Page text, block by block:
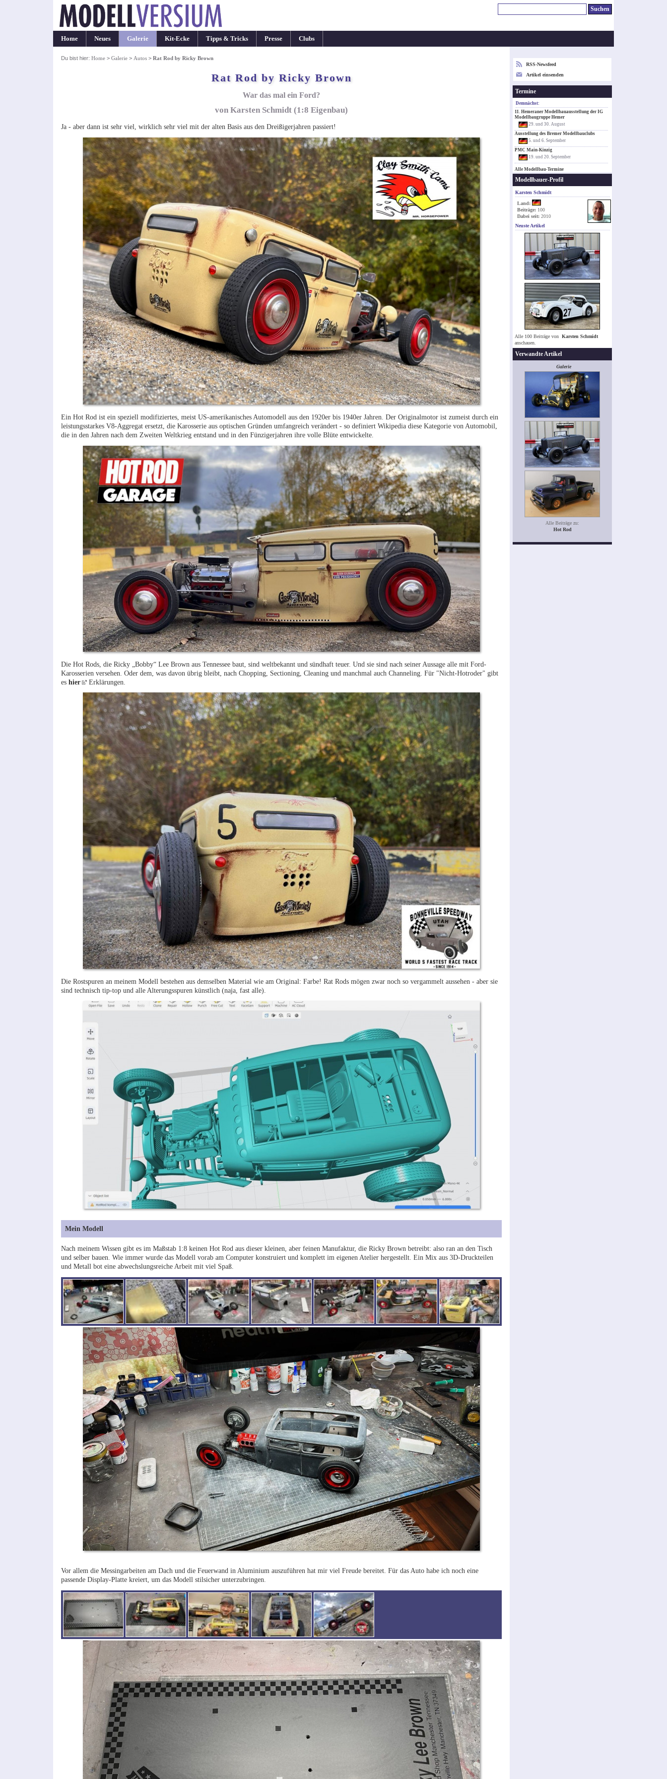
Home Neues Galerie Kit-Ecke Tipps & Tricks Presse Clubs
Du bist hier: Home> Galerie> Autos> Rat Rod by Ricky Brown
Rat Rod by Ricky Brown
War das mal ein Ford?
von Karsten Schmidt (1:8 Eigenbau)
Ja - aber dann ist sehr viel, wirklich sehr viel mit der alten Basis aus den Dreißigerjahren passiert!
Ein Hot Rod ist ein speziell modifiziertes, meist US-amerikanisches Automodell aus den 1920er bis 1940er Jahren. Der Originalmotor ist zumeist durch ein
leistungsstarkes V8-Aggregat ersetzt, die Karosserie aus optischen Gründen umfangreich verändert - so definiert Wikipedia diese Kategorie von Automobil,
die in den Jahren nach dem Zweiten Weltkrieg entstand und in den Fünzigerjahren ihre volle Blüte entwickelte.
Die Hot Rods, die Ricky „Bobby“ Lee Brown aus Tennessee baut, sind weltbekannt und sündhaft teuer. Und sie sind nach seiner Aussage alle mit Ford-
Karosserien versehen. Oder dem, was davon übrig bleibt, nach Chopping, Sectioning, Cleaning und manchmal auch Channeling. Für "Nicht-Hotroder" gibt
es hier Erklärungen.
Die Rostspuren an meinem Modell bestehen aus demselben Material wie am Original: Farbe! Rat Rods mögen zwar noch so vergammelt aussehen - aber sie
sind technisch tip-top und alle Alterungsspuren künstlich (naja, fast alle).
Mein Modell
Nach meinem Wissen gibt es im Maßstab 1:8 keinen Hot Rod aus dieser kleinen, aber feinen Manufaktur, die Ricky Brown betreibt: also ran an den Tisch
und selber bauen. Wie immer wurde das Modell vorab am Computer konstruiert und komplett im eigenen Atelier hergestellt. Ein Mix aus 3D-Druckteilen
und Metall bot eine abwechslungsreiche Arbeit mit viel Spaß.
Vor allem die Messingarbeiten am Dach und die Feuerwand in Aluminium auszuführen hat mir viel Freude bereitet. Für das Auto habe ich noch eine
passende Display-Platte kreiert, um das Modell stilsicher unterzubringen.
RSS-Newsfeed
Artikel einsenden
Termine
Demnächst:
11. Hemeraner Modellbauausstellung der IG
Modellbaugruppe Hemer
29. und 30. August
Ausstellung des Bremer Modellbauclubs
5. und 6. September
PMC Main-Kinzig
19. und 20. September
Alle Modellbau-Termine
Modellbauer-Profil
Karsten Schmidt
Land:
Beiträge: 100
Dabei seit: 2010
Neuste Artikel
Alle 100 Beiträge von Karsten Schmidt
anschauen.
Verwandte Artikel
Galerie
Alle Beiträge zu:
Hot Rod